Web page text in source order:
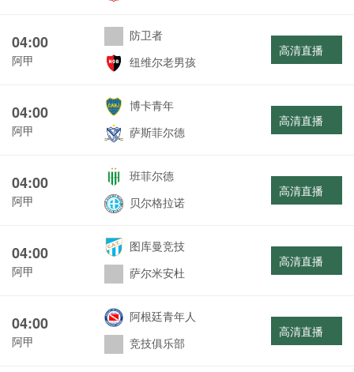
04:00
阿甲
防卫者
纽维尔老男孩
高清直播
04:00
阿甲
博卡青年
萨斯菲尔德
高清直播
04:00
阿甲
班菲尔德
贝尔格拉诺
高清直播
04:00
阿甲
图库曼竞技
萨尔米安杜
高清直播
04:00
阿甲
阿根廷青年人
竞技俱乐部
高清直播